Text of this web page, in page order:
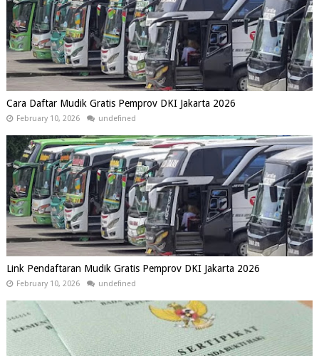
Cara Daftar Mudik Gratis Pemprov DKI Jakarta 2026
February 10, 2026 undefined
Link Pendaftaran Mudik Gratis Pemprov DKI Jakarta 2026
February 10, 2026 undefined